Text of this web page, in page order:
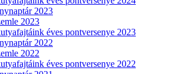
2023
2023
éves pontversenye 2023
2022
2022
éves pontversenye 2022